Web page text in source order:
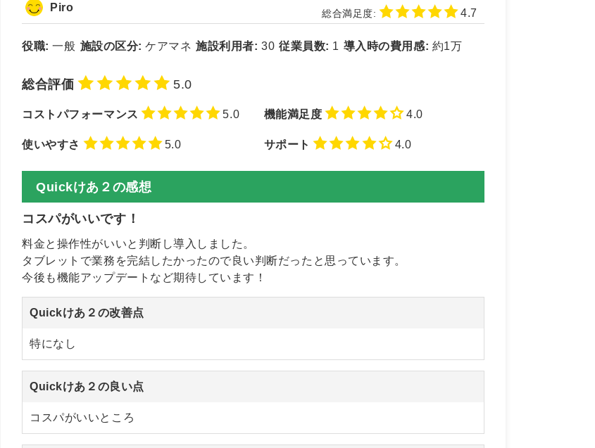
Piro
総合満足度: 4.7
役職: 一般 施設の区分: ケアマネ 施設利用者: 30 従業員数: 1 導入時の費用感: 約1万
総合評価 5.0
コストパフォーマンス 5.0 機能満足度 4.0
使いやすさ 5.0 サポート 4.0
Quickけあ２の感想
コスパがいいです！
料金と操作性がいいと判断し導入しました。
タブレットで業務を完結したかったので良い判断だったと思っています。
今後も機能アップデートなど期待しています！
Quickけあ２の改善点
特になし
Quickけあ２の良い点
コスパがいいところ